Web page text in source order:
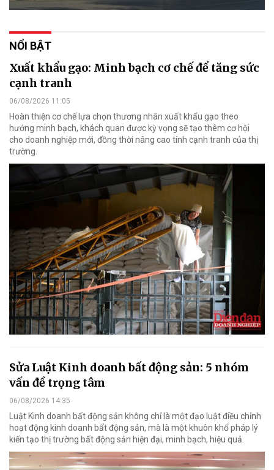
NỔI BẬT
Xuất khẩu gạo: Minh bạch cơ chế để tăng sức
cạnh tranh
06/08/2026 11:05
Hoàn thiện cơ chế lựa chọn thương nhân xuất khẩu gạo theo
hướng minh bạch, khách quan được kỳ vọng sẽ tạo thêm cơ hội
cho doanh nghiệp mới, đồng thời nâng cao tính cạnh tranh của thị
trường.
Sửa Luật Kinh doanh bất động sản: 5 nhóm
vấn đề trọng tâm
06/08/2026 14:35
Luật Kinh doanh bất động sản không chỉ là một đạo luật điều chỉnh
hoạt động kinh doanh bất động sản, mà là một khuôn khổ pháp lý
kiến tạo thị trường bất động sản hiện đại, minh bạch, hiệu quả.